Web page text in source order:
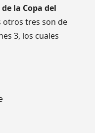
la Copa del
otros tres son de
3, los cuales